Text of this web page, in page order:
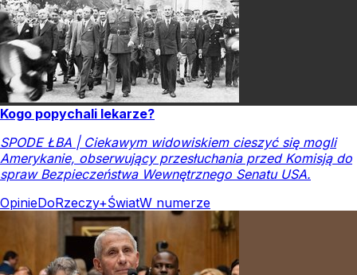
Kogo popychali lekarze?
SPODE ŁBA | Ciekawym widowiskiem cieszyć się mogli
Amerykanie, obserwujący przesłuchania przed Komisją do
spraw Bezpieczeństwa Wewnętrznego Senatu USA.
OpinieDoRzeczy+ŚwiatW numerze